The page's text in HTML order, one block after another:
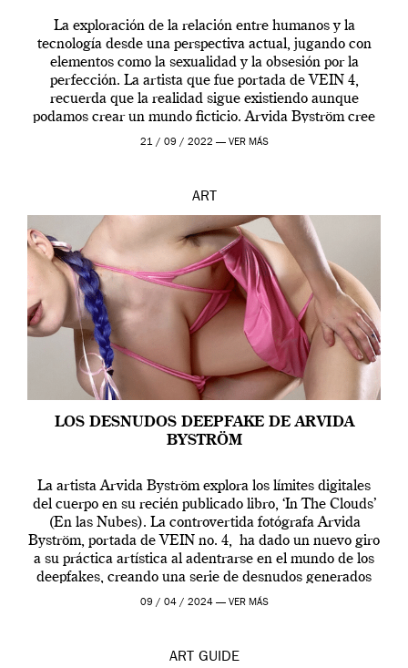
La exploración de la relación entre humanos y la
tecnología desde una perspectiva actual, jugando con
elementos como la sexualidad y la obsesión por la
perfección. La artista que fue portada de VEIN 4,
recuerda que la realidad sigue existiendo aunque
podamos crear un mundo ficticio. Arvida Byström cree
que los humanos tienen un complejo […]
21 / 09 / 2022 — VER MÁS
ART
LOS DESNUDOS DEEPFAKE DE ARVIDA
BYSTRÖM
La artista Arvida Byström explora los límites digitales
del cuerpo en su recién publicado libro, ‘In The Clouds’
(En las Nubes). La controvertida fotógrafa Arvida
Byström, portada de VEIN no. 4, ha dado un nuevo giro
a su práctica artística al adentrarse en el mundo de los
deepfakes, creando una serie de desnudos generados
por […]
09 / 04 / 2024 — VER MÁS
ART GUIDE